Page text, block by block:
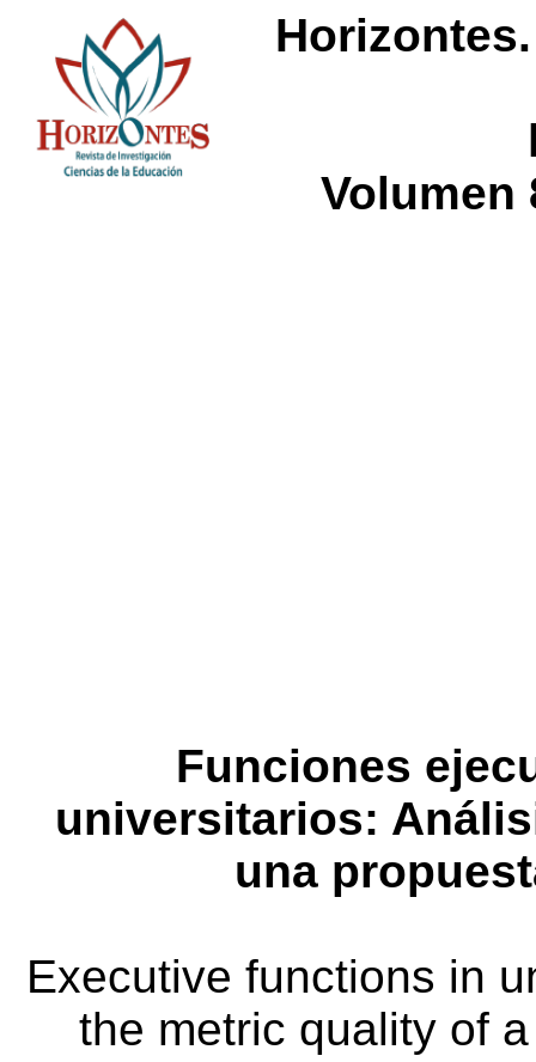
Volumen
Funciones
universitarios:
una
Executive functions in
the metric quality of